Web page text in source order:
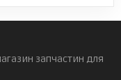
запчастин для